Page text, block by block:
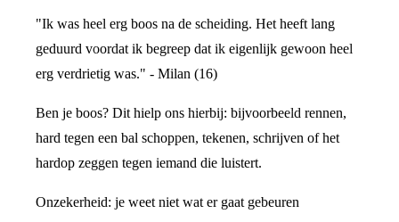
"Ik was heel erg boos na de scheiding. Het heeft lang
geduurd voordat ik begreep dat ik eigenlijk gewoon heel
erg verdrietig was." - Milan (16)
Ben je boos? Dit hielp ons hierbij: bijvoorbeeld rennen,
hard tegen een bal schoppen, tekenen, schrijven of het
hardop zeggen tegen iemand die luistert.
Onzekerheid: je weet niet wat er gaat gebeuren